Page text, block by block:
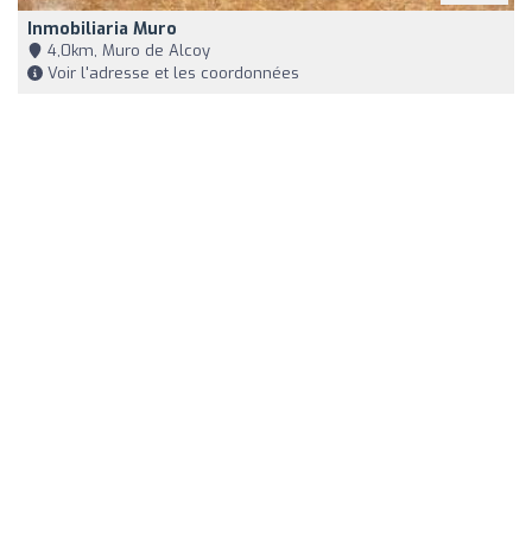
Inmobiliaria Muro
4,0km, Muro de Alcoy
Voir l'adresse et les coordonnées